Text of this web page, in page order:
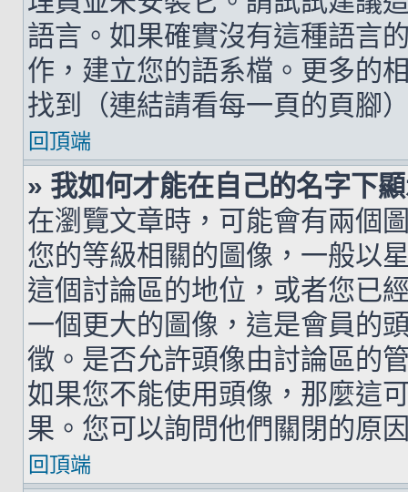
語言。如果確實沒有這種語言
作，建立您的語系檔。更多的
找到（連結請看每一頁的頁腳
回頂端
» 我如何才能在自己的名字下
在瀏覽文章時，可能會有兩個
您的等級相關的圖像，一般以
這個討論區的地位，或者您已
一個更大的圖像，這是會員的
徵。是否允許頭像由討論區的
如果您不能使用頭像，那麼這
果。您可以詢問他們關閉的原
回頂端